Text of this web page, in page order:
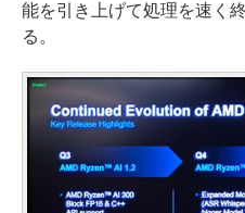
能を引き上げて処理を速く
る。